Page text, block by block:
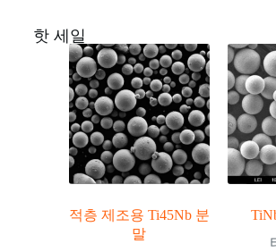
핫 세일
적층 제조용 Ti45Nb 분
말